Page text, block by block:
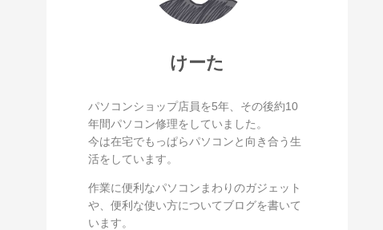
けーた
パソコンショップ店員を5年、その後約10
年間パソコン修理をしていました。
今は在宅でもっぱらパソコンと向き合う生
活をしています。
作業に便利なパソコンまわりのガジェット
や、便利な使い方についてブログを書いて
います。